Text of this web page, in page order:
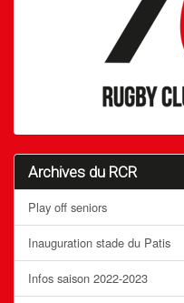
Archives du RCR
Play off seniors
Inauguration stade du Patis
Infos saison 2022-2023